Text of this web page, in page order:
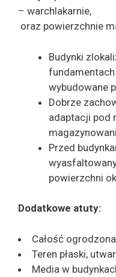
– warchlakarnie,
oraz powierzchnie
Budynki
wybudowane
Dobrze
adaptacji pod
Przed
powierzchni
Dodatkowe atuty:
Całość
Teren płaski,
Media w